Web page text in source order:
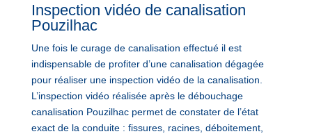
Inspection vidéo de canalisation
Pouzilhac
Une fois le curage de canalisation effectué il est
indispensable de profiter d’une canalisation dégagée
pour réaliser une inspection vidéo de la canalisation.
L’inspection vidéo réalisée après le débouchage
canalisation Pouzilhac permet de constater de l’état
exact de la conduite : fissures, racines, déboitement,